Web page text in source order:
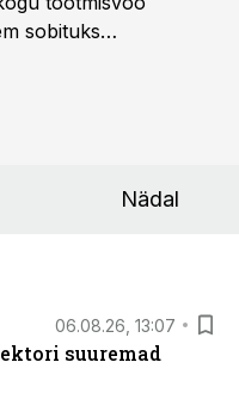
sobituks
Nädal
06.08.26, 13:07
suuremad